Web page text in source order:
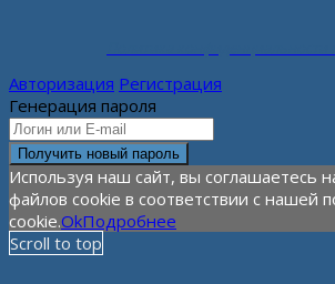
Авторизация Регистрация
Генерация пароля
Используя наш сайт, вы соглашаетесь
файлов cookie в соответствии с нашей
cookie.OkПодробнее
Scroll to top